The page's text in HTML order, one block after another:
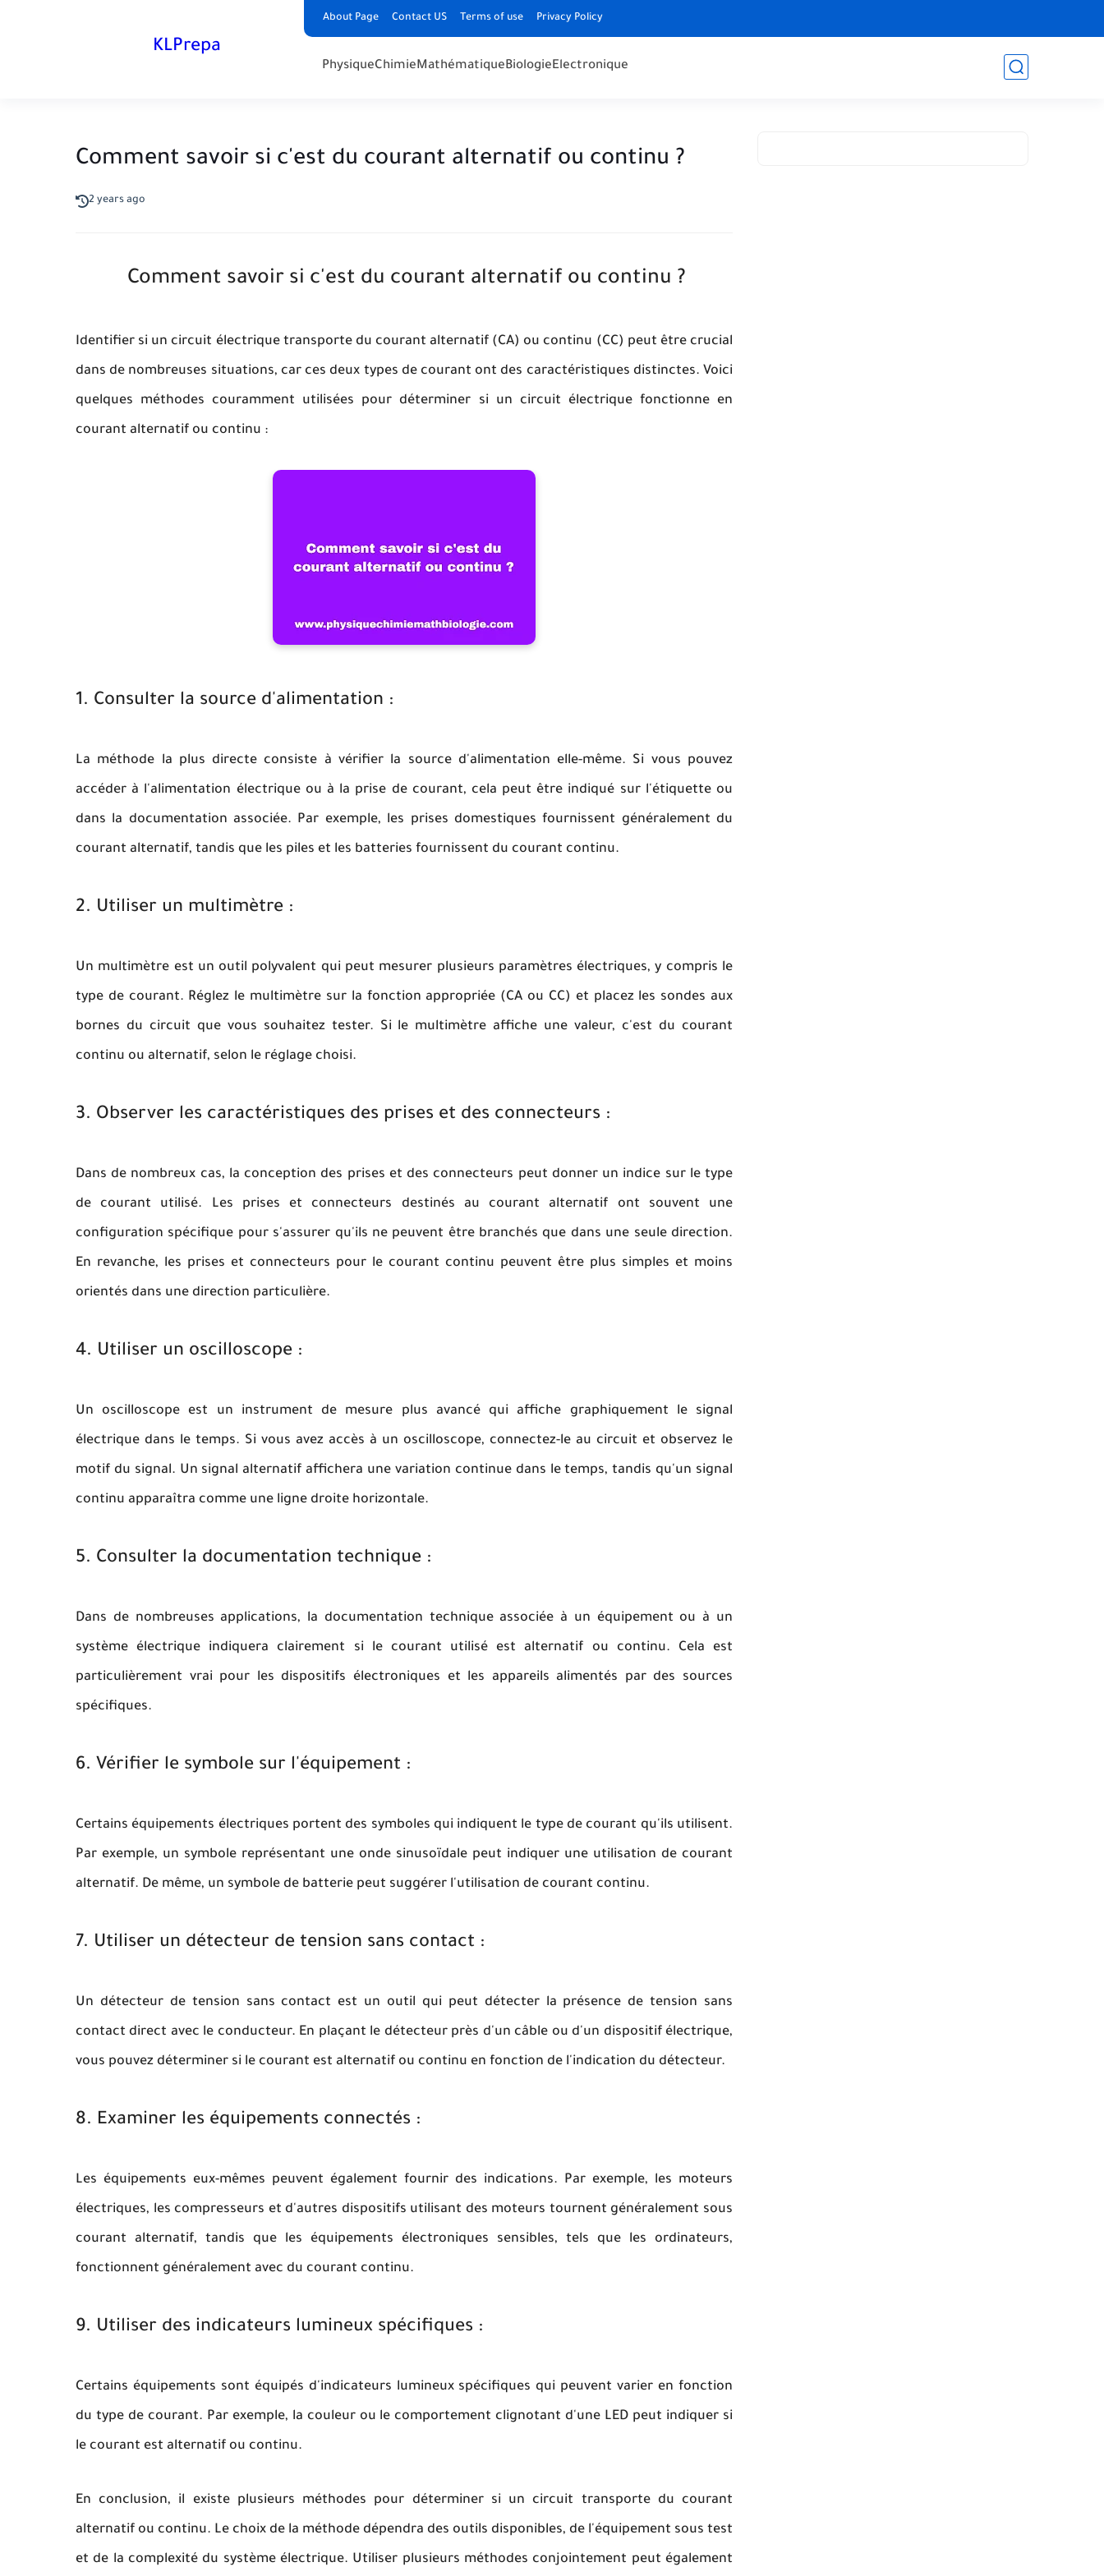
About Page Contact US Terms of use Privacy Policy
KLPrepa
PhysiqueChimieMathématiqueBiologieElectronique
Comment savoir si c'est du courant alternatif ou continu ?
2 years ago
Comment savoir si c'est du courant alternatif ou continu ?
Identifier si un circuit électrique transporte du courant alternatif (CA) ou continu (CC) peut être crucial
dans de nombreuses situations, car ces deux types de courant ont des caractéristiques distinctes. Voici
quelques méthodes couramment utilisées pour déterminer si un circuit électrique fonctionne en
courant alternatif ou continu :
1. Consulter la source d'alimentation :
La méthode la plus directe consiste à vérifier la source d'alimentation elle-même. Si vous pouvez
accéder à l'alimentation électrique ou à la prise de courant, cela peut être indiqué sur l'étiquette ou
dans la documentation associée. Par exemple, les prises domestiques fournissent généralement du
courant alternatif, tandis que les piles et les batteries fournissent du courant continu.
2. Utiliser un multimètre :
Un multimètre est un outil polyvalent qui peut mesurer plusieurs paramètres électriques, y compris le
type de courant. Réglez le multimètre sur la fonction appropriée (CA ou CC) et placez les sondes aux
bornes du circuit que vous souhaitez tester. Si le multimètre affiche une valeur, c'est du courant
continu ou alternatif, selon le réglage choisi.
3. Observer les caractéristiques des prises et des connecteurs :
Dans de nombreux cas, la conception des prises et des connecteurs peut donner un indice sur le type
de courant utilisé. Les prises et connecteurs destinés au courant alternatif ont souvent une
configuration spécifique pour s'assurer qu'ils ne peuvent être branchés que dans une seule direction.
En revanche, les prises et connecteurs pour le courant continu peuvent être plus simples et moins
orientés dans une direction particulière.
4. Utiliser un oscilloscope :
Un oscilloscope est un instrument de mesure plus avancé qui affiche graphiquement le signal
électrique dans le temps. Si vous avez accès à un oscilloscope, connectez-le au circuit et observez le
motif du signal. Un signal alternatif affichera une variation continue dans le temps, tandis qu'un signal
continu apparaîtra comme une ligne droite horizontale.
5. Consulter la documentation technique :
Dans de nombreuses applications, la documentation technique associée à un équipement ou à un
système électrique indiquera clairement si le courant utilisé est alternatif ou continu. Cela est
particulièrement vrai pour les dispositifs électroniques et les appareils alimentés par des sources
spécifiques.
6. Vérifier le symbole sur l'équipement :
Certains équipements électriques portent des symboles qui indiquent le type de courant qu'ils utilisent.
Par exemple, un symbole représentant une onde sinusoïdale peut indiquer une utilisation de courant
alternatif. De même, un symbole de batterie peut suggérer l'utilisation de courant continu.
7. Utiliser un détecteur de tension sans contact :
Un détecteur de tension sans contact est un outil qui peut détecter la présence de tension sans
contact direct avec le conducteur. En plaçant le détecteur près d'un câble ou d'un dispositif électrique,
vous pouvez déterminer si le courant est alternatif ou continu en fonction de l'indication du détecteur.
8. Examiner les équipements connectés :
Les équipements eux-mêmes peuvent également fournir des indications. Par exemple, les moteurs
électriques, les compresseurs et d'autres dispositifs utilisant des moteurs tournent généralement sous
courant alternatif, tandis que les équipements électroniques sensibles, tels que les ordinateurs,
fonctionnent généralement avec du courant continu.
9. Utiliser des indicateurs lumineux spécifiques :
Certains équipements sont équipés d'indicateurs lumineux spécifiques qui peuvent varier en fonction
du type de courant. Par exemple, la couleur ou le comportement clignotant d'une LED peut indiquer si
le courant est alternatif ou continu.
En conclusion, il existe plusieurs méthodes pour déterminer si un circuit transporte du courant
alternatif ou continu. Le choix de la méthode dépendra des outils disponibles, de l'équipement sous test
et de la complexité du système électrique. Utiliser plusieurs méthodes conjointement peut également